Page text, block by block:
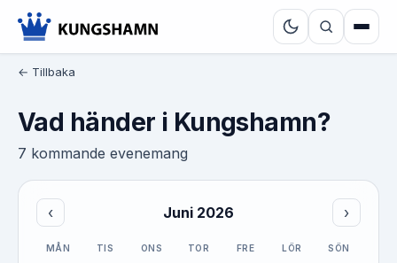
← Tillbaka
Vad händer i Kungshamn?
7 kommande evenemang
‹ Juni 2026 ›
MÅN TIS ONS TOR FRE LÖR SÖN